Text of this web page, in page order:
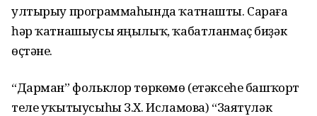
ултырыу программаһында ҡатнашты. Сараға
һәр ҡатнашыусы яңылыҡ, ҡабатланмаҫ биҙәк
өҫтәне.
“Дарман” фольклор төркөмө (етәксеһе башҡорт
теле уҡытыусыһы З.Х. Исламова) “Заятүләк